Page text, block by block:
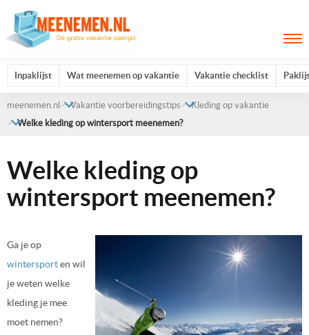
Inpaklijst Wat meenemen op vakantie Vakantie checklist
meenemen.nl Vakantie voorbereidingstips
Kleding op vakantie
Welke kleding op wintersport meenemen?
Welke kleding op
wintersport meenemen?
Ga je op
wintersporten wil
je weten welke
kleding je mee
moet nemen?